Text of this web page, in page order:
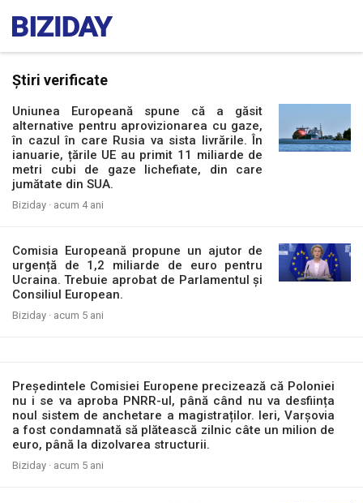
Știri verificate
Uniunea Europeană spune că a găsit
alternative pentru aprovizionarea cu gaze,
în cazul în care Rusia va sista livrările. În
ianuarie, țările UE au primit 11 miliarde de
metri cubi de gaze lichefiate, din care
jumătate din SUA.
Biziday · acum 4 ani
Comisia Europeană propune un ajutor de
urgență de 1,2 miliarde de euro pentru
Ucraina. Trebuie aprobat de Parlamentul și
Consiliul European.
Biziday · acum 5 ani
Președintele Comisiei Europene precizează că Poloniei
nu i se va aproba PNRR-ul, până când nu va desființa
noul sistem de anchetare a magistraților. Ieri, Varșovia
a fost condamnată să plătească zilnic câte un milion de
euro, până la dizolvarea structurii.
Biziday · acum 5 ani